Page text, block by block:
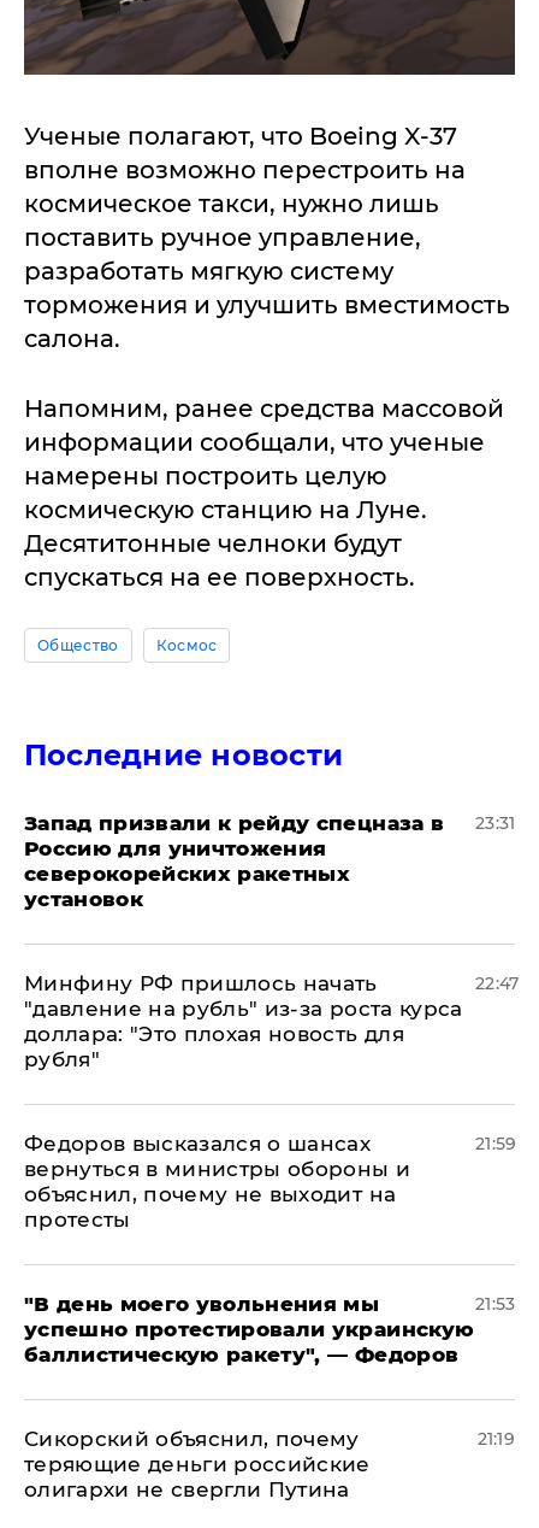
Ученые полагают, что Boeing X-37
вполне возможно перестроить на
космическое такси, нужно лишь
поставить ручное управление,
разработать мягкую систему
торможения и улучшить вместимость
салона.
Напомним, ранее средства массовой
информации сообщали, что ученые
намерены построить целую
космическую станцию на Луне.
Десятитонные челноки будут
спускаться на ее поверхность.
Общество Космос
Последние новости
Запад призвали к рейду спецназа в
Россию для уничтожения
северокорейских ракетных
установок
23:31
Минфину РФ пришлось начать
"давление на рубль" из-за роста курса
доллара: "Это плохая новость для
рубля"
22:47
Федоров высказался о шансах
вернуться в министры обороны и
объяснил, почему не выходит на
протесты
21:59
​"В день моего увольнения мы
успешно протестировали украинскую
баллистическую ракету", — Федоров
21:53
Сикорский объяснил, почему
теряющие деньги российские
олигархи не свергли Путина
21:19